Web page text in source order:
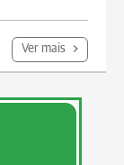
Ver mais